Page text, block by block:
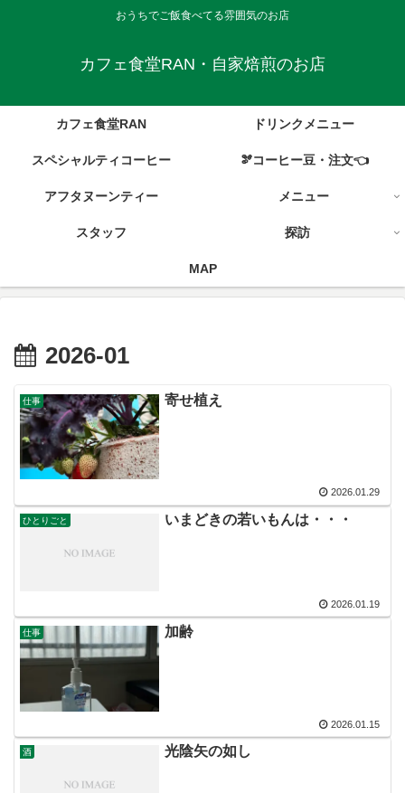
おうちでご飯食べてる雰囲気のお店
カフェ食堂RAN・自家焙煎のお店
カフェ食堂RAN ドリンクメニュー
スペシャルティコーヒー 🫘コーヒー豆・注文👈
アフタヌーンティー メニュー
スタッフ 探訪
MAP
2026-01
仕事 寄せ植え
2026.01.29
ひとりごと いまどきの若いもんは・・・
2026.01.19
仕事 加齢
2026.01.15
酒 光陰矢の如し